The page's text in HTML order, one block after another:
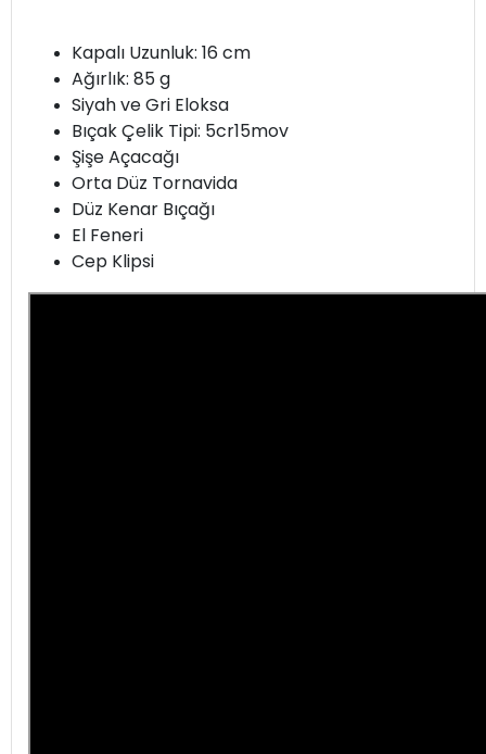
Kapalı Uzunluk: 16 cm
Ağırlık: 85 g
Siyah ve Gri Eloksa
Bıçak Çelik Tipi: 5cr15mov
Şişe Açacağı
Orta Düz Tornavida
Düz Kenar Bıçağı
El Feneri
Cep Klipsi